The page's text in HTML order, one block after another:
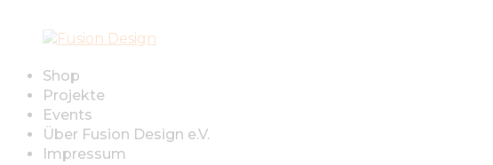
Shop
Projekte
Events
Über Fusion Design e.V.
Impressum